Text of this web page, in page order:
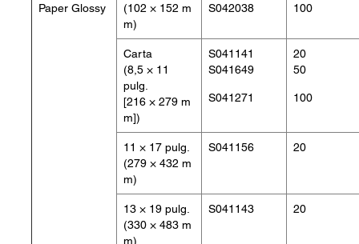
Paper Glossy
(102 × 152 m
m)
S042038 100
Carta
(8,5 × 11
pulg.
[216 × 279 m
m])
S041141
S041649
S041271
20
50
100
11 × 17 pulg.
(279 × 432 m
m)
S041156 20
13 × 19 pulg.
(330 × 483 m
m)
S041143 20